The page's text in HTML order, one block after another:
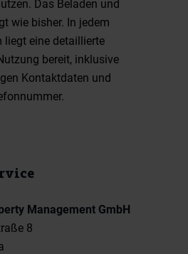
Das Beladen und
wie bisher. In jedem
liegt eine detaillierte
bereit, inklusive
Kontaktdaten und
Management GmbH
8